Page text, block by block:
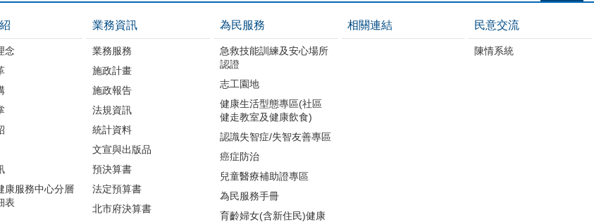
念
康服務中心分層
表
業務資訊
業務服務
施政計畫
施政報告
法規資訊
統計資料
文宣與出版品
預決算書
法定預算書
北市府決算書
為民服務
急救技能訓練及安心場所
認證
志工園地
健康生活型態專區(社區
健走教室及健康飲食)
認識失智症/失智友善專區
癌症防治
兒童醫療補助證專區
為民服務手冊
育齡婦女(含新住民)健康
相關連結 民意交流
陳情系統